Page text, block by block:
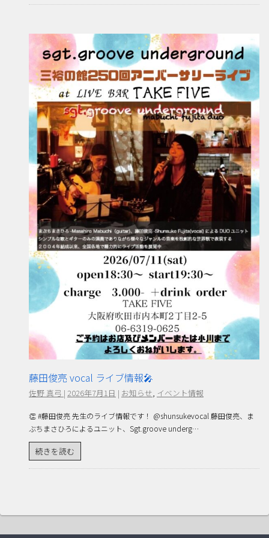
藤田俊亮 vocal ライブ情報🎤
佐野 真弓 | 2026年7月1日 | お知らせ, イベント情報
👏 #藤田俊亮 先生のライブ情報です！ @shunsukevocal 藤田俊亮、ま
ぶちまさひろによるユニット、Sgt.groove underg…
続きを読む